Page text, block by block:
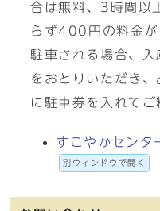
合は無料、3時間以
らず400円の料金が
駐車される場合、
をおとりいただき
に駐車券を入れてご
すこやかセンタ
別ウィンドウで開く